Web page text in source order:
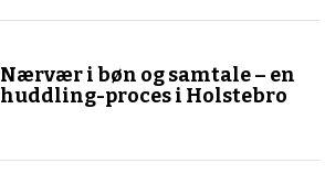
Nærvær i bøn og samtale – en
huddling-proces i Holstebro